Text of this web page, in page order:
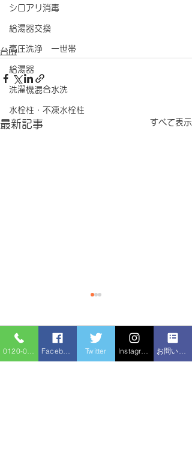
シロアリ消毒
給湯器交換
高圧洗浄 一世帯
給湯器
洗濯機混合水洗
水栓柱・不凍水栓柱
台所
最新記事 すべて表示
コメント
Twitter